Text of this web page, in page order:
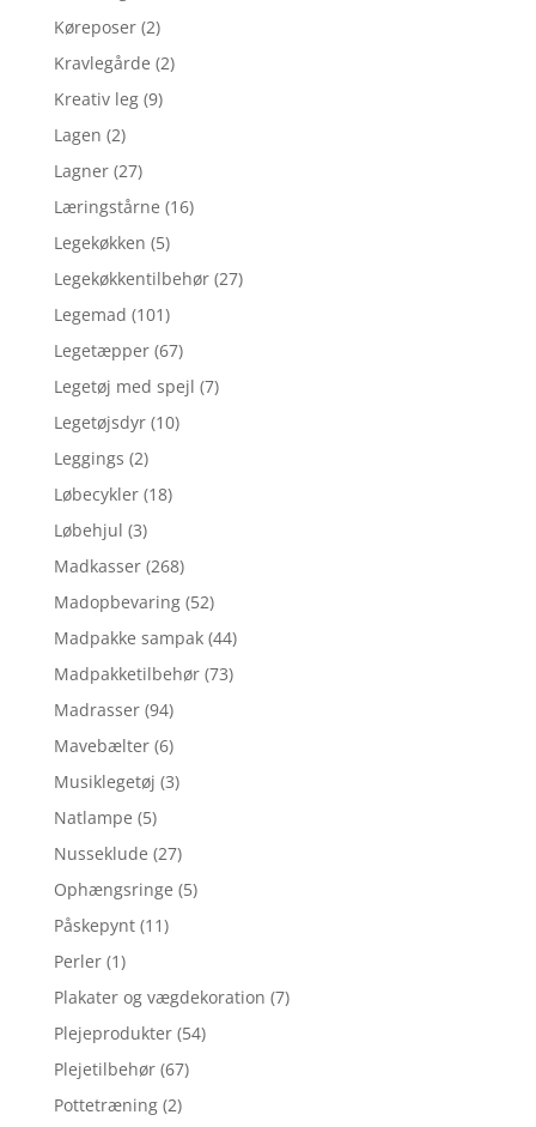
Køreposer (2)
Kravlegårde (2)
Kreativ leg (9)
Lagen (2)
Lagner (27)
Læringstårne (16)
Legekøkken (5)
Legekøkkentilbehør (27)
Legemad (101)
Legetæpper (67)
Legetøj med spejl (7)
Legetøjsdyr (10)
Leggings (2)
Løbecykler (18)
Løbehjul (3)
Madkasser (268)
Madopbevaring (52)
Madpakke sampak (44)
Madpakketilbehør (73)
Madrasser (94)
Mavebælter (6)
Musiklegetøj (3)
Natlampe (5)
Nusseklude (27)
Ophængsringe (5)
Påskepynt (11)
Perler (1)
Plakater og vægdekoration (7)
Plejeprodukter (54)
Plejetilbehør (67)
Pottetræning (2)